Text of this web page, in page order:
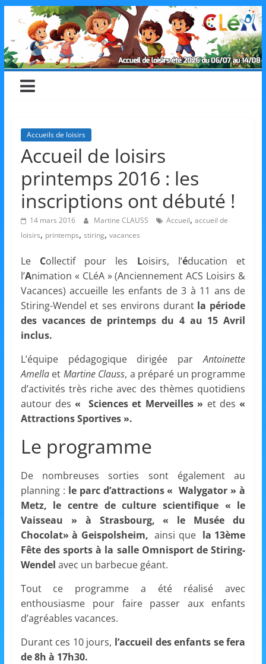
content
CLéA
–
les
Loisirs,
l'éducation
et
l'Animation
Stiring-
Wendel
L
i
s
i
r
s
,
u
a
Accueils de loisirs
Accueil de loisirs
printemps 2016 : les
inscriptions ont débuté !
14 mars 2016 Martine CLAUSS Accueil, accueil de
loisirs, printemps, stiring, vacances
Le Collectif pour les Loisirs, l’éducation et
l’Animation « CLéA » (Anciennement ACS Loisirs &
Vacances) accueille les enfants de 3 à 11 ans de
Stiring-Wendel et ses environs durant la période
des vacances de printemps du 4 au 15 Avril
inclus.
L’équipe pédagogique dirigée parAntoinette
Amellaet Martine Clauss, a préparé un programme
d’activités très riche avec des thèmes quotidiens
autour des« Sciences et Merveilles » et des«
Attractions Sportives ».
Le programme
De nombreuses sorties sont également au
planning : le parc d’attractions « Walygator » à
Metz, le centre de culture scientifique « le
Vaisseau » à Strasbourg, « le Musée du
Chocolat» à Geispolsheim,ainsi que la 13ème
Fête des sports à la salle Omnisport de Stiring-
Wendel avec un barbecue géant.
Tout ce programme a été réalisé avec
enthousiasme pour faire passer aux enfants
d’agréables vacances.
Durant ces 10 jours, l’accueil des enfants se fera
de 8h à 17h30.